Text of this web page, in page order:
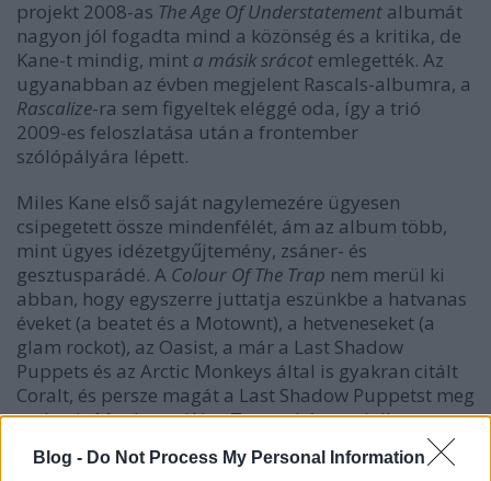
Blog - Do Not Process My Personal Information
projekt 2008-as The Age Of Understatement albumát
nagyon jól fogadta mind a közönség és a kritika, de
Kane-t mindig, mint a másik srácot emlegették. Az
ugyanabban az évben megjelent Rascals-albumra, a
Rascalize-ra sem figyeltek eléggé oda, így a trió
2009-es feloszlatása után a frontember
szólópályára lépett.
Miles Kane első saját nagylemezére ügyesen
csipegetett össze mindenfélét, ám az album több,
mint ügyes idézetgyűjtemény, zsáner- és
gesztusparádé. A Colour Of The Trap nem merül ki
abban, hogy egyszerre juttatja eszünkbe a hatvanas
éveket (a beatet és a Motownt), a hetveneseket (a
glam rockot), az Oasist, a már a Last Shadow
Puppets és az Arctic Monkeys által is gyakran citált
Coralt, és persze magát a Last Shadow Puppetst meg
az Arctic Monkeyst (Alex Turner három dalban
(persze
arról is, hiszen erős a producergárda: a többek közt